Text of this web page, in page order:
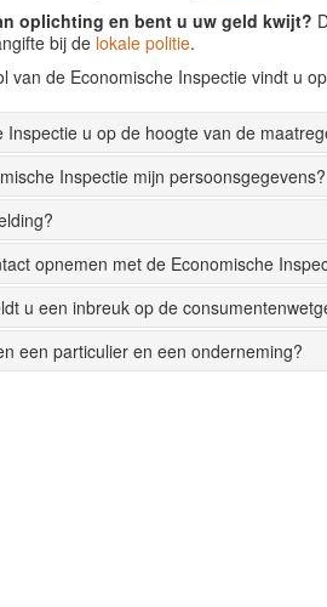
oplichting en bent u uw geld kwijt?
bij de lokale politie.
van de Economische Inspectie vindt u op
Inspectie u op de hoogte van de
Inspectie mijn persoonsgegevens?
opnemen met de Economische
u een inbreuk op de
een particulier en een onderneming?